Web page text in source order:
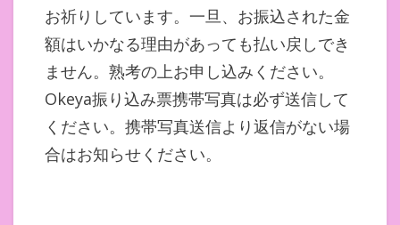
お祈りしています。一旦、お振込された金
額はいかなる理由があっても払い戻しでき
ません。熟考の上お申し込みください。
Okeya振り込み票携帯写真は必ず送信して
ください。携帯写真送信より返信がない場
合はお知らせください。